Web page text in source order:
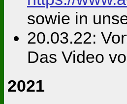
sowie in
20.03.22:
Das Video
2021